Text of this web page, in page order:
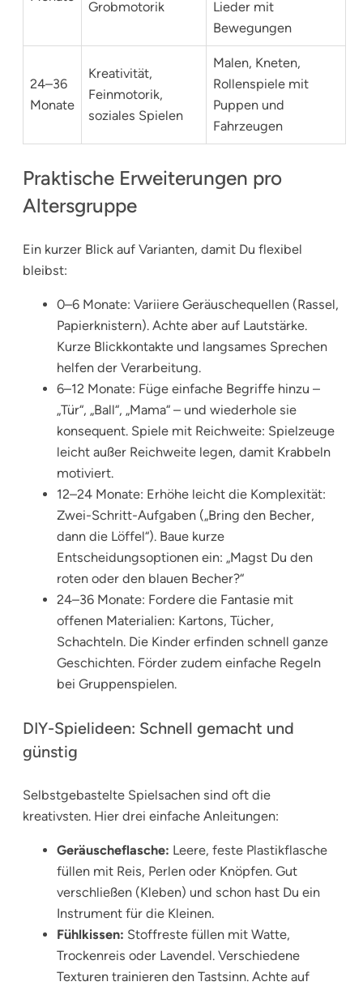
Grobmotorik
Lieder mit
Bewegungen
24–36
Monate
Kreativität,
Feinmotorik,
soziales Spielen
Malen, Kneten,
Rollenspiele mit
Puppen und
Fahrzeugen
Praktische Erweiterungen pro
Altersgruppe
Ein kurzer Blick auf Varianten, damit Du flexibel
bleibst:
0–6 Monate: Variiere Geräuschequellen (Rassel,
Papierknistern). Achte aber auf Lautstärke.
Kurze Blickkontakte und langsames Sprechen
helfen der Verarbeitung.
6–12 Monate: Füge einfache Begriffe hinzu –
„Tür“, „Ball“, „Mama“ – und wiederhole sie
konsequent. Spiele mit Reichweite: Spielzeuge
leicht außer Reichweite legen, damit Krabbeln
motiviert.
12–24 Monate: Erhöhe leicht die Komplexität:
Zwei-Schritt-Aufgaben („Bring den Becher,
dann die Löffel“). Baue kurze
Entscheidungsoptionen ein: „Magst Du den
roten oder den blauen Becher?“
24–36 Monate: Fordere die Fantasie mit
offenen Materialien: Kartons, Tücher,
Schachteln. Die Kinder erfinden schnell ganze
Geschichten. Förder zudem einfache Regeln
bei Gruppenspielen.
DIY-Spielideen: Schnell gemacht und
günstig
Selbstgebastelte Spielsachen sind oft die
kreativsten. Hier drei einfache Anleitungen:
Geräuscheflasche: Leere, feste Plastikflasche
füllen mit Reis, Perlen oder Knöpfen. Gut
verschließen (Kleben) und schon hast Du ein
Instrument für die Kleinen.
Fühlkissen: Stoffreste füllen mit Watte,
Trockenreis oder Lavendel. Verschiedene
Texturen trainieren den Tastsinn. Achte auf